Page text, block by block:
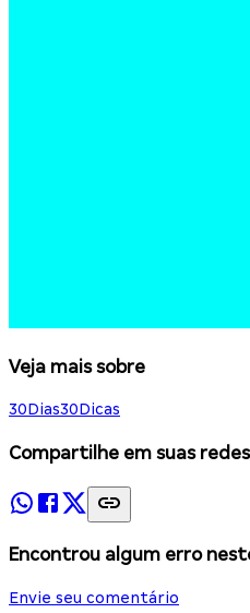
Veja mais sobre
30Dias30Dicas
Compartilhe em suas redes
Encontrou algum erro
Envie seu comentário